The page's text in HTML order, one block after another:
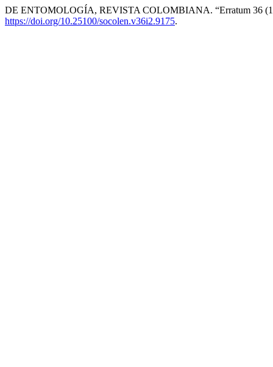
DE ENTOMOLOGÍA, REVISTA COLOMBIANA. “Erratum 36
https://doi.org/10.25100/socolen.v36i2.9175.